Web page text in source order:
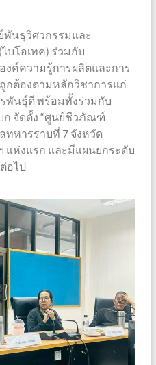
พันธุวิศวกรรมและ
บโอเทค) ร่วมกับ
งค์ความรู้การผลิตและการ
ต้องตามหลักวิชาการแก่
พันธุ์ดี พร้อมทั้งร่วมกับ
จัดตั้ง “ศูนย์ชีวภัณฑ์
หารราบที่ 7 จังหวัด
แห่งแรก และมีแผนยกระดับ
อไป